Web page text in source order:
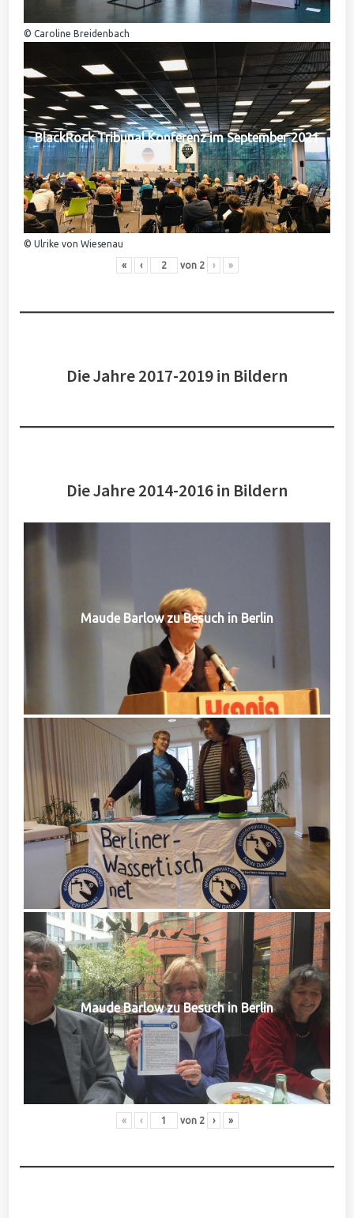
© Caroline Breidenbach
BlackRock Tribunal Konferenz im September 2021
© Ulrike von Wiesenau
« ‹ von 2 › »
Die Jahre 2017-2019 in Bildern
Die Jahre 2014-2016 in Bildern
Maude Barlow zu Besuch in Berlin
Maude Barlow zu Besuch in Berlin
« ‹ von 2 › »